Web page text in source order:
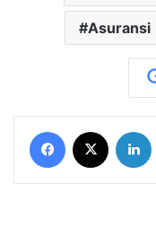
Asuransi
Facebook